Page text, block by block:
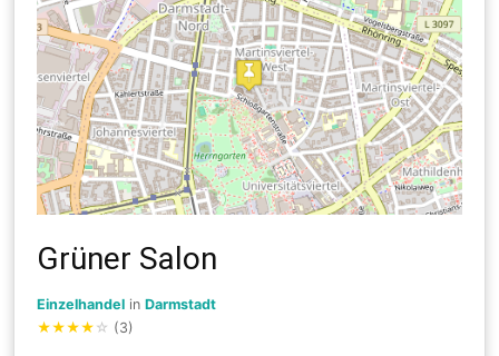
Grüner Salon
Einzelhandel inDarmstadt
★★★★ ☆ (3)